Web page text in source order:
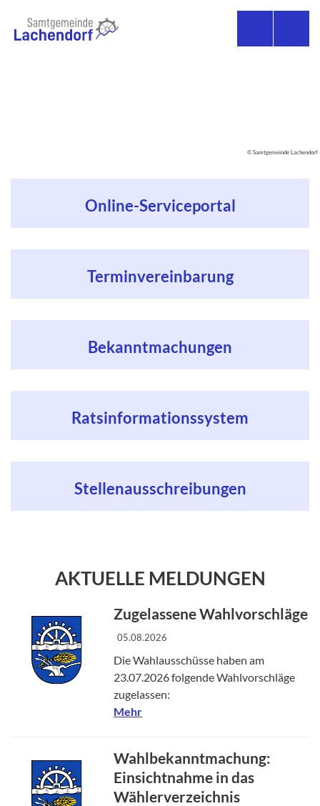
© Samtgemeinde Lachendorf
Online-­Serviceportal
Termin­vereinbarung
Bekanntmachungen
Ratsinformations­system
Stellenausschreibungen
AKTUELLE MELDUNGEN
Zugelassene Wahlvorschläge
05.08.2026
Die Wahlausschüsse haben am
23.07.2026 folgende Wahlvorschläge
zugelassen:
Mehr
Wahlbekanntmachung:
Einsichtnahme in das
Wählerverzeichnis